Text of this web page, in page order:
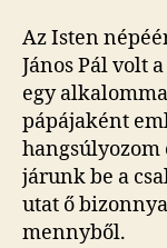
Az Isten
János Pál volt
egy
pápájaként
járunk be a
utat ő
mennyből.